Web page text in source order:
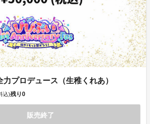
プロデュース（生稚くれあ）
込)残り0
販売終了